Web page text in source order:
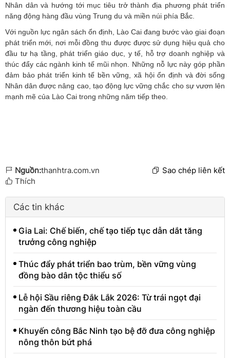
Nhân dân và hướng tới mục tiêu trở thành địa phương phát triển
năng động hàng đầu vùng Trung du và miền núi phía Bắc.
Với nguồn lực ngân sách ổn định, Lào Cai đang bước vào giai đoạn
phát triển mới, nơi mỗi đồng thu được được sử dụng hiệu quả cho
đầu tư hạ tầng, phát triển giáo dục, y tế, hỗ trợ doanh nghiệp và
thúc đẩy các ngành kinh tế mũi nhọn. Những nỗ lực này góp phần
đảm bảo phát triển kinh tế bền vững, xã hội ổn định và đời sống
Nhân dân được nâng cao, tạo động lực vững chắc cho sự vươn lên
mạnh mẽ của Lào Cai trong những năm tiếp theo.
Nguồn:thanhtra.com.vn
Sao chép liên kết
Thích
Các tin khác
Gia Lai: Chế biến, chế tạo tiếp tục dẫn dắt tăng
trưởng công nghiệp
Thúc đẩy phát triển bao trùm, bền vững vùng
đồng bào dân tộc thiểu số
Lễ hội Sầu riêng Đắk Lắk 2026: Từ trái ngọt đại
ngàn đến thương hiệu toàn cầu
Khuyến công Bắc Ninh tạo bệ đỡ đưa công nghiệp
nông thôn bứt phá